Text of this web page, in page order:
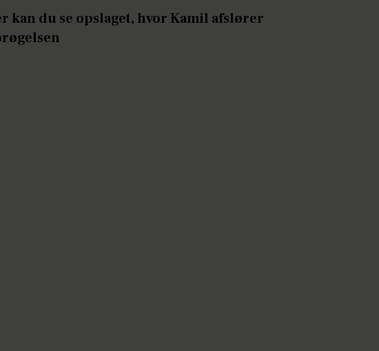
kan du se opslaget, hvor Kamil afslører